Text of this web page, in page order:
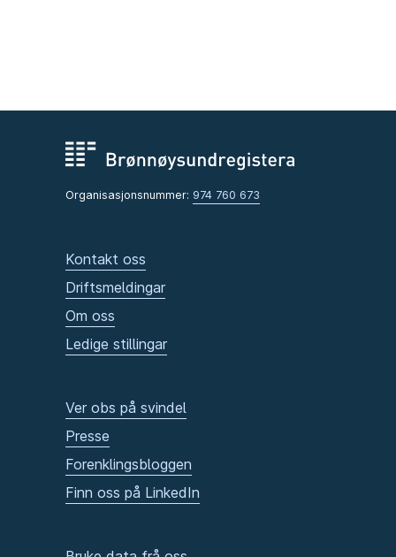
Organisasjonsnummer: 974 760 673
Kontakt oss
Driftsmeldingar
Om oss
Ledige stillingar
Ver obs på svindel
Presse
Forenklingsbloggen
Finn oss på LinkedIn